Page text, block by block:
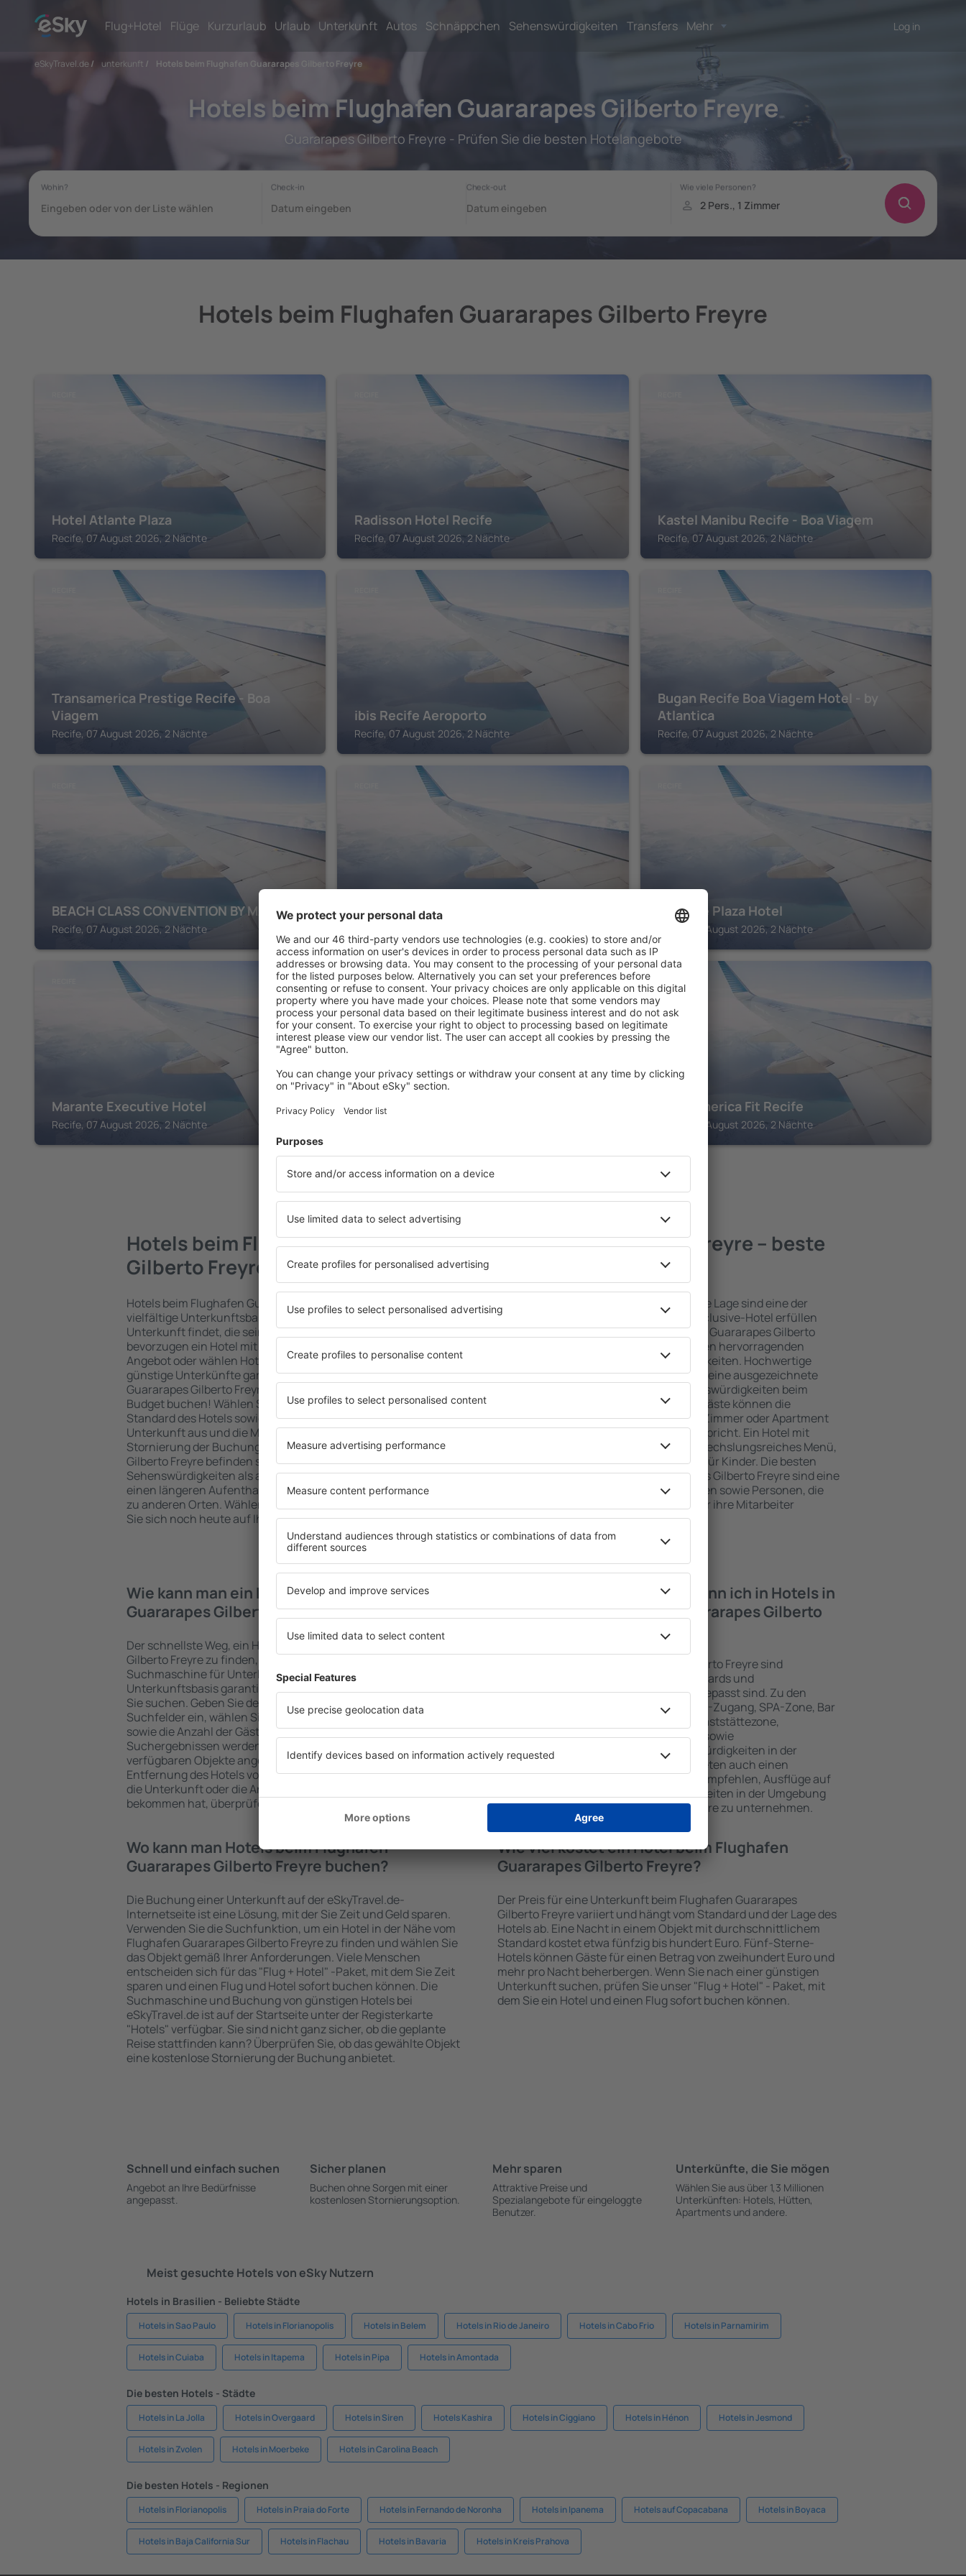
Flug+Hotel Flüge Kurzurlaub Urlaub Unterkunft Autos Schnäppchen Sehenswürdigkeiten Transfers Mehr Log in
eSkyTravel.de/ unterkunft / Hotels beim Flughafen Guararapes Gilberto Freyre
Hotels beim Flughafen Guararapes Gilberto Freyre
Guararapes Gilberto Freyre - Prüfen Sie die besten Hotelangebote
Hotels beim Flughafen Guararapes Gilberto Freyre
Hotel Atlante Plaza
Recife, 07 August 2026, 2 Nächte
Radisson Hotel Recife
Recife, 07 August 2026, 2 Nächte
Kastel Manibu Recife - Boa Viagem
Recife, 07 August 2026, 2 Nächte
Transamerica Prestige Recife - Boa
Viagem
Recife, 07 August 2026, 2 Nächte
ibis Recife Aeroporto
Recife, 07 August 2026, 2 Nächte
Bugan Recife Boa Viagem Hotel - by
Atlantica
Recife, 07 August 2026, 2 Nächte
BEACH CLASS CONVENTION BY MAI
Recife, 07 August 2026, 2 Nächte
Mar Hotel Conventions Marante Plaza Hotel
Recife, 07 August 2026, 2 Nächte
Marante Executive Hotel
Recife, 07 August 2026, 2 Nächte
RECIFE
Park Hotel Transamerica Fit Recife
Recife, 07 August 2026, 2 Nächte
Mehr Angebote prüfen
Hotels beim Flughafen Guararapes
Gilberto Freyre
Hotels beim Flughafen Guararapes Gilberto Freyre sind eine
vielfältige Unterkunftsbasis, in der jeder Reisende eine
Unterkunft findet, die seinen Erwartungen entspricht. Sie
bevorzugen ein Hotel mit hohem Standard und All-Inclusive-
Angebot oder wählen Hotels aus, die eine intime Atmosphäre und
günstige Unterkünfte garantieren? In der Nähe vom Flughafen
Guararapes Gilberto Freyre können Sie eine Unterkunft für jedes
Budget buchen! Wählen Sie eine günstige Lage und den
Standard des Hotels sowie die Zahlungsmethoden für die
Unterkunft aus und die Möglichkeit einer kostenlosen
Stornierung der Buchung. Hotels beim Flughafen Guararapes
Gilberto Freyre befinden sich sowohl in der Nähe der beliebtesten
Sehenswürdigkeiten als auch abseits der Masse. Perfekt für
einen längeren Aufenthalt und als Ausgangspunkt für Ausflüge
zu anderen Orten. Wählen Sie ein Hotel für sich aus und bereiten
Sie sich noch heute auf Ihre Reise oder Geschäftsreise vor!
Guararapes Gilberto Freyre – beste
Umfassender Service und eine attraktive Lage sind eine der
wichtigsten Bedingungen, die ein All-Inclusive-Hotel erfüllen
muss. Die besten Hotels beim Flughafen Guararapes Gilberto
Freyre garantieren den Hotelgästen einen hervorragenden
Service und eine Reihe von Annehmlichkeiten. Hochwertige
Unterkünfte mit gutem Standard bieten eine ausgezeichnete
Lage in der Nähe der wichtigsten Sehenswürdigkeiten beim
Flughafen Guararapes Gilberto Freyre. Gäste können die
kostenlosen Parkplätze nutzen und ein Zimmer oder Apartment
auswählen, das ihren Erwartungen entspricht. Ein Hotel mit
hohem Standard umfasst ebenfalls abwechslungsreiches Menü,
SPA oder Fitnesszone und Attraktionen für Kinder. Die besten
Unterkünfte beim Flughafen Guararapes Gilberto Freyre sind eine
hervorragende Lösung für Paare, Familien sowie Personen, die
geschäftlich reisen oder Schulungen für ihre Mitarbeiter
organisieren möchten.
Wie kann man ein Hotel beim Flughafen
Guararapes Gilberto Freyre finden?
Der schnellste Weg, ein Hotel beim Flughafen Guararapes
Gilberto Freyre zu finden, ist die Verwendung der eSky-
Suchmaschine für Unterkünfte. Eine umfangreiche
Unterkunftsbasis garantiert, dass Sie gerade das finden, wonach
Sie suchen. Geben Sie den Reiseort in die entsprechenden
Suchfelder ein, wählen Sie das Check-In- und Check-Out-Datum
sowie die Anzahl der Gäste und Zimmer aus. Fertig! In den
Suchergebnissen werden die zum angegebenen Zeitpunkt
verfügbaren Objekte angezeigt. Sie können ganz einfach die
Entfernung des Hotels vom Zentrum, die Zahlungsmethode für
die Unterkunft oder die Anzahl der Sterne, die das Hotel
bekommen hat, überprüfen.
Welche Annehmlichkeiten kann ich in Hotels in
der Nähe vom Flughafen Guararapes Gilberto
Hotels beim Flughafen Guararapes Gilberto Freyre sind
Einrichtungen mit verschiedenen Standards und
Annehmlichkeiten, die an die Gäste angepasst sind. Zu den
beliebtesten gehören kostenloser WLAN-Zugang, SPA-Zone, Bar
/ Safe im Zimmer, Konferenzzentrum, Gaststättezone,
Kinderspielecke, kostenlose Parkplätze sowie
Informationsbroschüren über Sehenswürdigkeiten in der
Umgebung. Einige der Einrichtungen bieten auch einen
Transport vom/zum Flughafen an oder empfehlen, Ausflüge auf
den Spuren der größten Sehenswürdigkeiten in der Umgebung
vom Flughafen Guararapes Gilberto Freyre zu unternehmen.
Wo kann man Hotels beim Flughafen
Guararapes Gilberto Freyre buchen?
Die Buchung einer Unterkunft auf der eSkyTravel.de-
Internetseite ist eine Lösung, mit der Sie Zeit und Geld sparen.
Verwenden Sie die Suchfunktion, um ein Hotel in der Nähe vom
Flughafen Guararapes Gilberto Freyre zu finden und wählen Sie
das Objekt gemäß Ihrer Anforderungen. Viele Menschen
entscheiden sich für das "Flug + Hotel" -Paket, mit dem Sie Zeit
sparen und einen Flug und Hotel sofort buchen können. Die
Suchmaschine und Buchung von günstigen Hotels bei
eSkyTravel.de ist auf der Startseite unter der Registerkarte
"Hotels" verfügbar. Sie sind nicht ganz sicher, ob die geplante
Reise stattfinden kann? Überprüfen Sie, ob das gewählte Objekt
eine kostenlose Stornierung der Buchung anbietet.
Wie viel kostet ein Hotel beim Flughafen
Guararapes Gilberto Freyre?
Der Preis für eine Unterkunft beim Flughafen Guararapes
Gilberto Freyre variiert und hängt vom Standard und der Lage des
Hotels ab. Eine Nacht in einem Objekt mit durchschnittlichem
Standard kostet etwa fünfzig bis hundert Euro. Fünf-Sterne-
Hotels können Gäste für einen Betrag von zweihundert Euro und
mehr pro Nacht beherbergen. Wenn Sie nach einer günstigen
Unterkunft suchen, prüfen Sie unser "Flug + Hotel" - Paket, mit
dem Sie ein Hotel und einen Flug sofort buchen können.
Schnell und einfach suchen
Angebot an Ihre Bedürfnisse
angepasst.
Sicher planen
Buchen ohne Sorgen mit einer
kostenlosen Stornierungsoption.
Mehr sparen
Attraktive Preise und
Spezialangebote für eingeloggte
Benutzer.
Unterkünfte, die Sie mögen
Wählen Sie aus über 1,3 Millionen
Unterkünften: Hotels, Hütten,
Apartments und andere.
Meist gesuchte Hotels von eSky Nutzern
Hotels in Brasilien - Beliebte Städte
Hotels in Sao Paulo Hotels in Florianopolis Hotels in Belem Hotels in Rio de Janeiro Hotels in Cabo Frio Hotels in Parnamirim
Hotels in Cuiaba Hotels in Itapema Hotels in Pipa Hotels in Amontada
Die besten Hotels - Städte
Hotels in La Jolla Hotels in Overgaard Hotels in Siren Hotels Kashira Hotels in Ciggiano Hotels in Hénon Hotels in Jesmond
Hotels in Zvolen Hotels in Moerbeke Hotels in Carolina Beach
Die besten Hotels - Regionen
Hotels in Florianopolis Hotels in Praia do Forte Hotels in Fernando de Noronha Hotels in Ipanema Hotels auf Copacabana Hotels in Boyaca
Hotels in Baja California Sur Hotels in Flachau Hotels in Bavaria Hotels in Kreis Prahova